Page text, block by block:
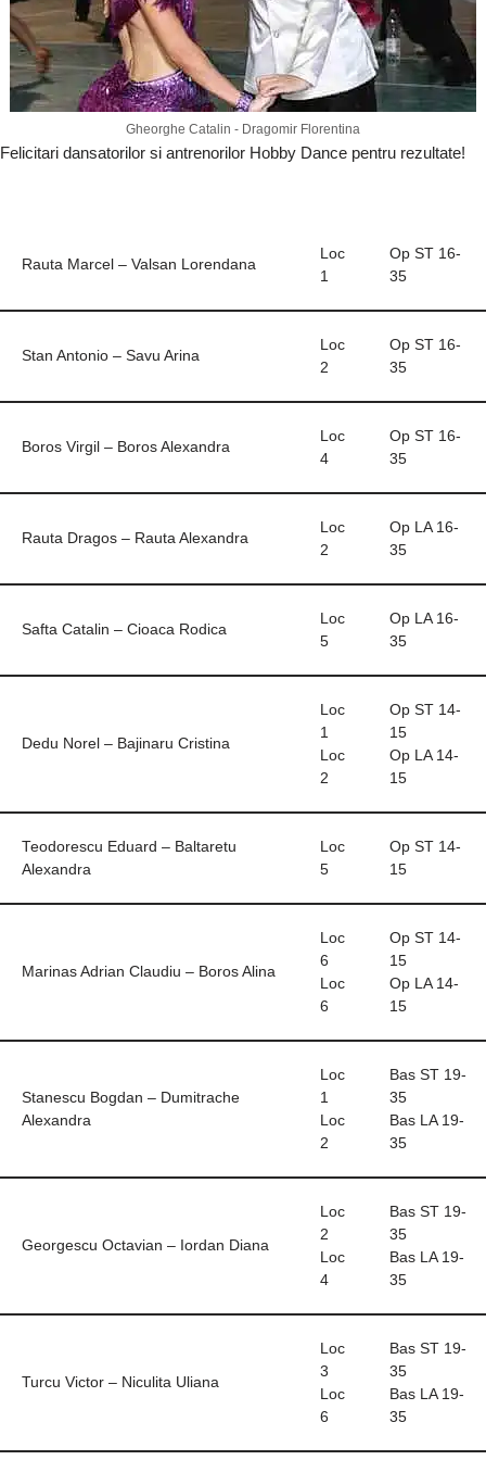
Gheorghe Catalin - Dragomir Florentina
Felicitari dansatorilor si antrenorilor Hobby Dance pentru rezultate!
Rauta Marcel – Valsan Lorendana
Loc
1
Op ST 16-
35
Stan Antonio – Savu Arina
Loc
2
Op ST 16-
35
Boros Virgil – Boros Alexandra
Loc
4
Op ST 16-
35
Rauta Dragos – Rauta Alexandra
Loc
2
Op LA 16-
35
Safta Catalin – Cioaca Rodica
Loc
5
Op LA 16-
35
Dedu Norel – Bajinaru Cristina
Loc
1
Loc
2
Op ST 14-
15
Op LA 14-
15
Teodorescu Eduard – Baltaretu
Alexandra
Loc
5
Op ST 14-
15
Marinas Adrian Claudiu – Boros Alina
Loc
6
Loc
6
Op ST 14-
15
Op LA 14-
15
Stanescu Bogdan – Dumitrache
Alexandra
Loc
1
Loc
2
Bas ST 19-
35
Bas LA 19-
35
Georgescu Octavian – Iordan Diana
Loc
2
Loc
4
Bas ST 19-
35
Bas LA 19-
35
Turcu Victor – Niculita Uliana
Loc
3
Loc
6
Bas ST 19-
35
Bas LA 19-
35